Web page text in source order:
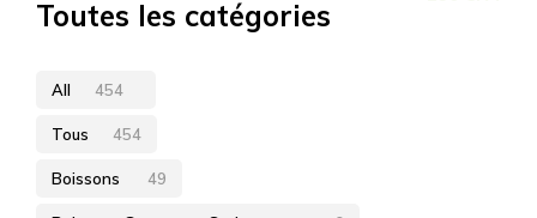
Toutes les catégories
All 454
Tous 454
Boissons 49